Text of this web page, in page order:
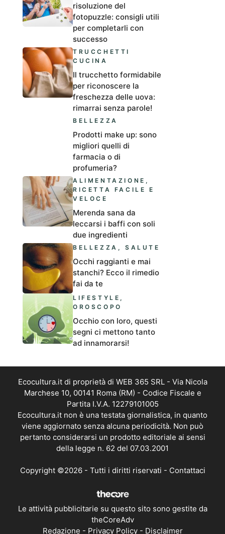
risoluzione del
fotopuzzle: consigli utili
per completarli con
successo
TRUCCHETTI
CUCINA
Il trucchetto formidabile
per riconoscere la
freschezza delle uova:
rimarrai senza parole!
BELLEZZA
Prodotti make up: sono
migliori quelli di
farmacia o di
profumeria?
ALIMENTAZIONE ,
RICETTA FACILE E
VELOCE
Merenda sana da
leccarsi i baffi con soli
due ingredienti
BELLEZZA ,SALUTE
Occhi raggianti e mai
stanchi? Ecco il rimedio
fai da te
LIFESTYLE ,
OROSCOPO
Occhio con loro, questi
segni ci mettono tanto
ad innamorarsi!
Ecocultura.it di proprietà di WEB 365 SRL - Via Nicola
Marchese 10, 00141 Roma (RM) - Codice Fiscale e
Partita I.V.A. 12279101005
Ecocultura.it non è una testata giornalistica, in quanto
viene aggiornato senza alcuna periodicità. Non può
pertanto considerarsi un prodotto editoriale ai sensi
della legge n. 62 del 07.03.2001
Copyright ©2026 - Tutti i diritti riservati - Contattaci
Le attività pubblicitarie su questo sito sono gestite da
theCoreAdv
Redazione - Privacy Policy- Disclaimer